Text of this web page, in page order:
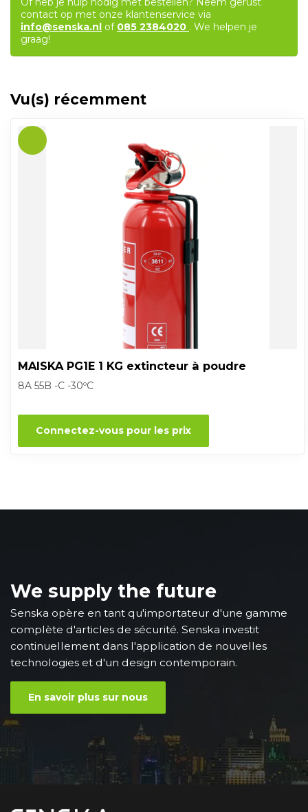
contact op met onze klantenservice via
info@senska.nl of 085 2384020 . We helpen je
graag!
Vu(s) récemment
MAISKA PG1E 1 KG extincteur à poudre
8A 55B -C -30ºC
Connectez-vous pour les prix
We supply the future
Senska opère en tant qu'importateur d'une gamme
complète d'articles de sécurité. Senska investit
continuellement dans l'application de nouvelles
technologies et d'un design contemporain.
En savoir plus sur nous